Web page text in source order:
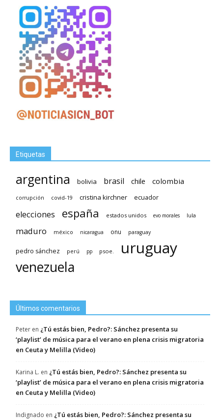
Etiquetas
argentina bolivia brasil chile colombia
corrupción covid-19 cristina kirchner ecuador
elecciones españa estados unidos evo morales lula
maduro méxico nicaragua onu paraguay
pedro sánchez perú pp psoe. uruguay
venezuela
Últimos comentarios
Peter en ¿Tú estás bien, Pedro?: Sánchez presenta su
‘playlist’ de música para el verano en plena crisis migratoria
en Ceuta y Melilla (Video)
Karina L. en ¿Tú estás bien, Pedro?: Sánchez presenta su
‘playlist’ de música para el verano en plena crisis migratoria
en Ceuta y Melilla (Video)
Indignado en ¿Tú estás bien, Pedro?: Sánchez presenta su